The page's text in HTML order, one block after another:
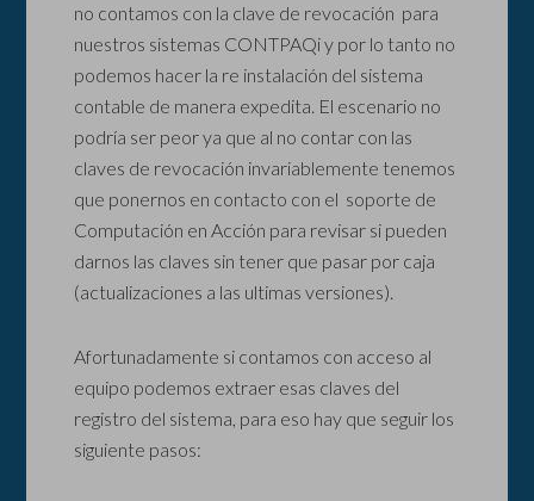
no contamos con la clave de revocación para
nuestros sistemas CONTPAQi y por lo tanto no
podemos hacer la re instalación del sistema
contable de manera expedita. El escenario no
podría ser peor ya que al no contar con las
claves de revocación invariablemente tenemos
que ponernos en contacto con el soporte de
Computación en Acción para revisar si pueden
darnos las claves sin tener que pasar por caja
(actualizaciones a las ultimas versiones).
Afortunadamente si contamos con acceso al
equipo podemos extraer esas claves del
registro del sistema, para eso hay que seguir los
siguiente pasos: